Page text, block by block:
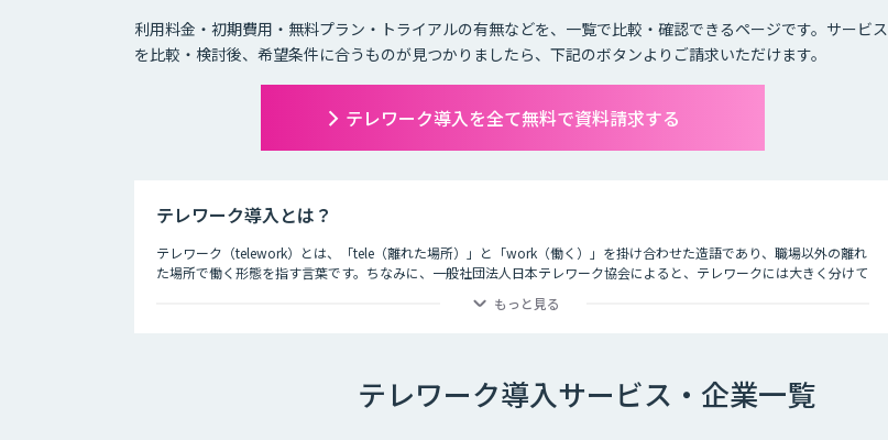
利用料金・初期費用・無料プラン・トライアルの有無などを、一覧で比較・確認できるページです。サービス
を比較・検討後、希望条件に合うものが見つかりましたら、下記のボタンよりご請求いただけます。
テレワーク導入を全て無料で資料請求する
テレワーク導入とは？
テレワーク（telework）とは、「tele（離れた場所）」と「work（働く）」を掛け合わせた造語であり、職場以外の離れ
た場所で働く形態を指す言葉です。ちなみに、一般社団法人日本テレワーク協会によると、テレワークには大きく分けて
顧客先や、電車やタクシーなどの移動中に、パソコンやタブレットで作業をする働き方のことを指します。
もっと見る
テレワーク導入サービス・企業一覧